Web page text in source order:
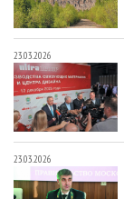
23.03.2026
23.03.2026